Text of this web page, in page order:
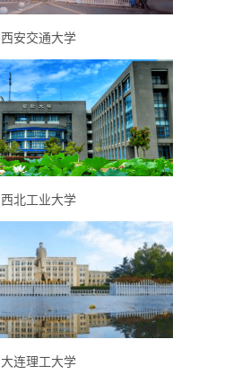
西安交通大学
西北工业大学
大连理工大学